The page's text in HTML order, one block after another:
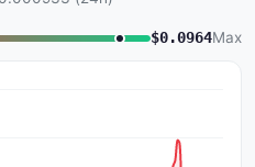
$0.0964Max